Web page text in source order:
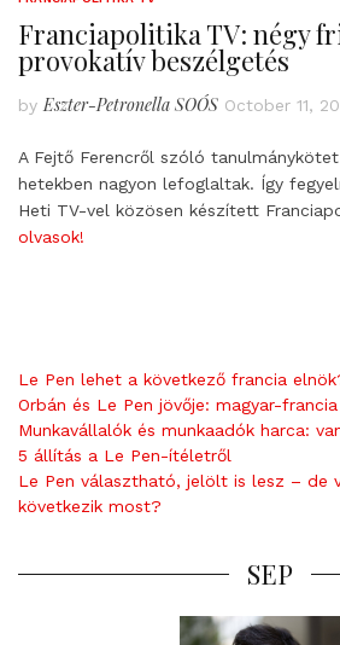
Franciapolitika TV: négy
provokatív beszélgetés
by Eszter-Petronella SOÓS October 11,
A Fejtő Ferencről szóló
hetekben nagyon lefoglaltak. Így
Heti TV-vel közösen készített
olvasok!
Le Pen lehet a következő francia
Orbán és Le Pen jövője: magyar-
Munkavállalók és munkaadók harca:
5 állítás a Le Pen-ítéletről
Le Pen választható, jelölt is lesz – de
következik most?
SEP